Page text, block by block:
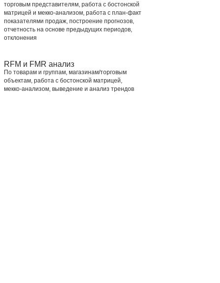
торговым представителям, работа с бостонской
матрицей и мекко-анализом, работа с план-факт
показателями продаж, построение прогнозов,
отчетность на основе предыдущих периодов,
отклонения
RFM и FMR анализ
По товарам и группам, магазинам/торговым
объектам, работа с бостонской матрицей,
мекко-анализом, выведение и анализ трендов